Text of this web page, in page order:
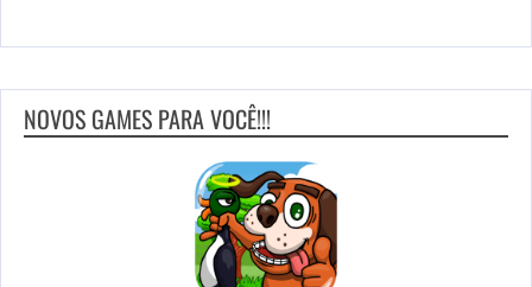
NOVOS GAMES PARA VOCÊ!!!